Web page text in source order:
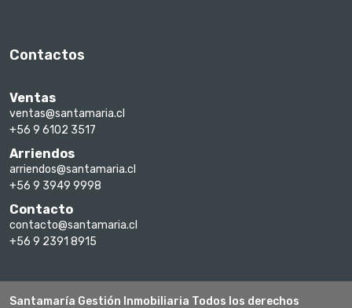
Contactos
Ventas
ventas@santamaria.cl
+56 9 6102 3517
Arriendos
arriendos@santamaria.cl
+56 9 3949 9998
Contacto
contacto@santamaria.cl
+56 9 2391 8915
Santamaría Gestión Inmobiliaria Todos los derechos